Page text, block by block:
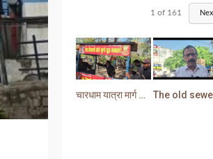
1 of 161
चारधाम यात्रा मार्ग से प्रशासन ने हटाया अतिक्रमण